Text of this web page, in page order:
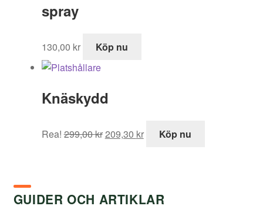
spray
130,00 kr Köp nu
Knäskydd
Rea! 299,00kr
ursprungliga
209,30 kr
nuvarande
Köp nu
GUIDER OCH ARTIKLAR